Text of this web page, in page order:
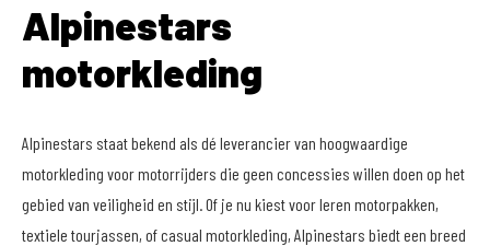
Alpinestars
motorkleding
Alpinestars staat bekend als dé leverancier van hoogwaardige
motorkleding voor motorrijders die geen concessies willen doen op het
gebied van veiligheid en stijl. Of je nu kiest voor leren motorpakken,
textiele tourjassen, of casual motorkleding, Alpinestars biedt een breed